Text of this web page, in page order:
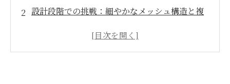
設計段階での挑戦：細やかなメッシュ構造と複